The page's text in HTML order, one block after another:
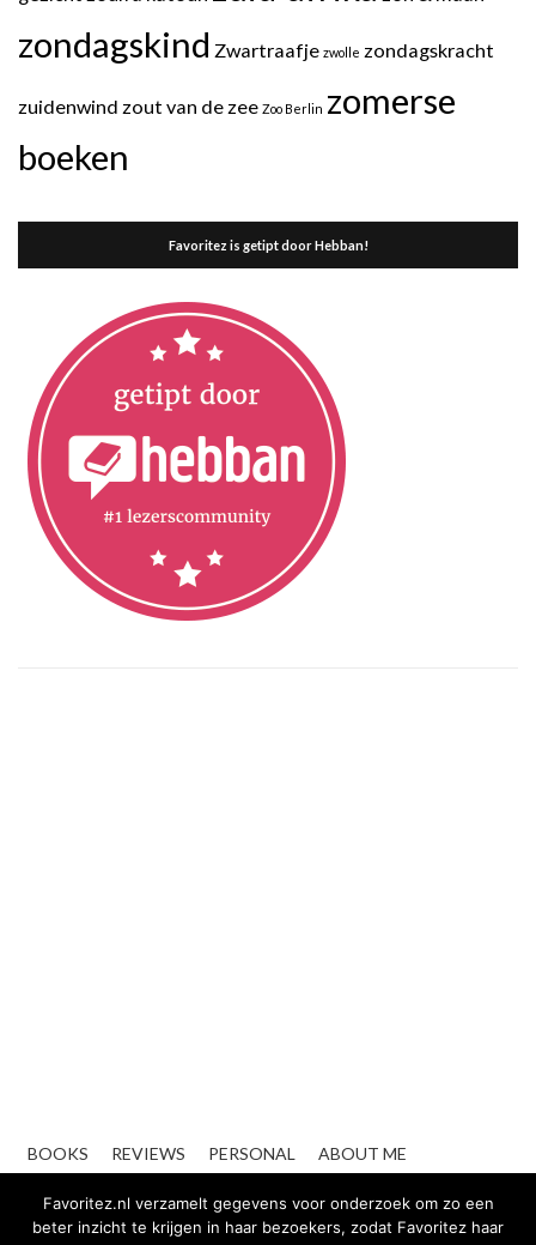
zondagskind Zwartraafje zwolle zondagskracht
zuidenwind zout van de zee Zoo Berlin zomerse
boeken
Favoritez is getipt door Hebban!
BOOKS REVIEWS PERSONAL
ABOUT ME
Favoritez.nl verzamelt gegevens voor onderzoek om zo een
beter inzicht te krijgen in haar bezoekers, zodat Favoritez haar